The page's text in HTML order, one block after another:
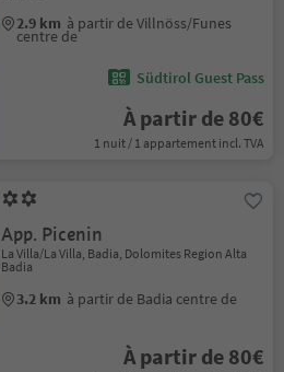
2.9 km à partir de Villnöss/Funes
centre de
Südtirol Guest Pass
À partir de 80€
1 nuit / 1 appartement incl. TVA
App. Picenin
La Villa/La Villa, Badia, Dolomites Region Alta
Badia
3.2 km à partir de Badia centre de
À partir de 80€